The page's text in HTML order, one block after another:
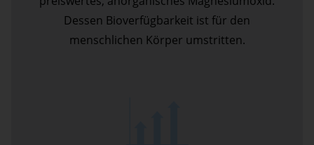
Dessen Bioverfügbarkeit ist für den
menschlichen Körper umstritten.